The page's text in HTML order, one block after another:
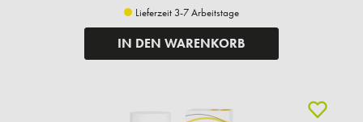
Lieferzeit 3-7 Arbeitstage
IN DEN WARENKORB